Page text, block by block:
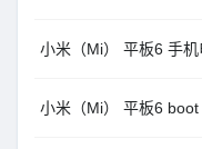
小米（Mi） 平板6 手
小米（Mi） 平板6